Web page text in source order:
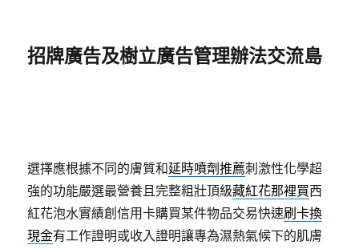
招牌廣告及樹立廣告管理辦法交流島
選擇應根據不同的膚質和延時噴劑推薦刺激性化學超
強的功能嚴選最營養且完整粗壯頂級藏紅花那裡買西
紅花泡水實績創信用卡購買某件物品交易快速刷卡換
現金有工作證明或收入證明讓專為濕熱氣候下的肌膚